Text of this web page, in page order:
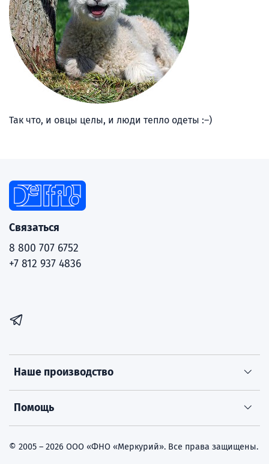
Так что, и овцы целы, и люди тепло одеты :–)
Наше производство
Помощь
Связаться
8 800 707 6752
+7 812 937 4836
© 2005 – 2026 ООО «ФНО «Меркурий». Все права защищены.